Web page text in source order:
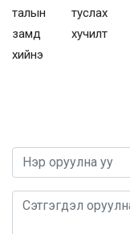
талын туслах
замд хучилт
хийнэ